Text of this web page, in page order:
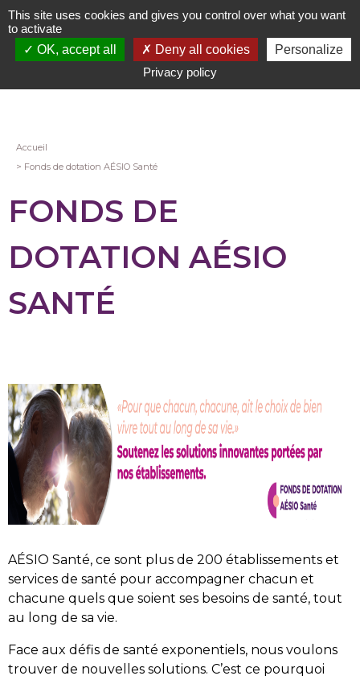
Aller
au
contenu
Fil
Accueil
Fonds de dotation AÉSIO Santé
FONDS DE
DOTATION AÉSIO
SANTÉ
AÉSIO Santé, ce sont plus de 200 établissements et
services de santé pour accompagner chacun et
chacune quels que soient ses besoins de santé, tout
au long de sa vie.
Face aux défis de santé exponentiels, nous voulons
trouver de nouvelles solutions. C’est ce pourquoi
This site uses cookies and gives you control over what you want
to activate
OK, accept all
Deny all cookies
Personalize
Privacy policy